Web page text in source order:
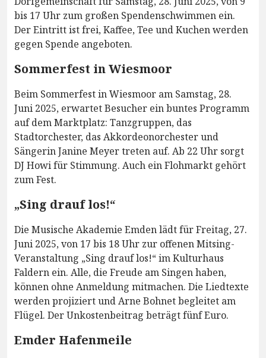
bis 17 Uhr zum großen Spendenschwimmen ein.
Der Eintritt ist frei, Kaffee, Tee und Kuchen werden
gegen Spende angeboten.
Sommerfest in Wiesmoor
Beim Sommerfest in Wiesmoor am Samstag, 28.
Juni 2025, erwartet Besucher ein buntes Programm
auf dem Marktplatz: Tanzgruppen, das
Stadtorchester, das Akkordeonorchester und
Sängerin Janine Meyer treten auf. Ab 22 Uhr sorgt
DJ Howi für Stimmung. Auch ein Flohmarkt gehört
zum Fest.
„Sing drauf los!“
Die Musische Akademie Emden lädt für Freitag, 27.
Juni 2025, von 17 bis 18 Uhr zur offenen Mitsing-
Veranstaltung „Sing drauf los!“ im Kulturhaus
Faldern ein. Alle, die Freude am Singen haben,
können ohne Anmeldung mitmachen. Die Liedtexte
werden projiziert und Arne Bohnet begleitet am
Flügel. Der Unkostenbeitrag beträgt fünf Euro.
Emder Hafenmeile